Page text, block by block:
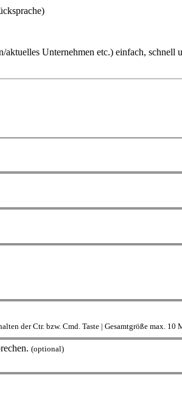
Unternehmen etc.) einfach,
der Ctr. bzw. Cmd. Taste | Gesamtgröße max. 10
(optional)